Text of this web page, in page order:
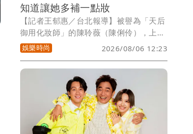
知道讓她多補一點妝
【記者王郁惠／台北報導】被譽為「天后
御用化妝師」的陳聆薇（陳俐伶），上月
27日驚傳病逝，享年56歲，今（6日）於
中山基督長老教會舉辦追思安息禮拜，近
200座花籃環繞場外，花海送別摯友。國
寶級天后江蕙的經紀人今特地到場致意，
透露江蕙因人在國外無法親自出席，委託
她代表到場致意並轉達想對陳聆薇送別的
話。經紀人表示江蕙得知陳聆薇離世後始
終難掩悲痛，「她一直哭，我昨天打電話
娛樂時尚 2026/08/06 12:23